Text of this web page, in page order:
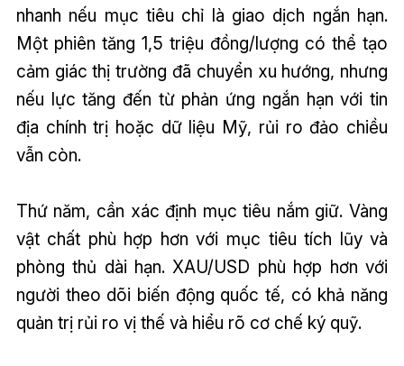
nhanh nếu mục tiêu chỉ là giao dịch ngắn hạn.
Một phiên tăng 1,5 triệu đồng/lượng có thể tạo
cảm giác thị trường đã chuyển xu hướng, nhưng
nếu lực tăng đến từ phản ứng ngắn hạn với tin
địa chính trị hoặc dữ liệu Mỹ, rủi ro đảo chiều
vẫn còn.
Thứ năm, cần xác định mục tiêu nắm giữ. Vàng
vật chất phù hợp hơn với mục tiêu tích lũy và
phòng thủ dài hạn. XAU/USD phù hợp hơn với
người theo dõi biến động quốc tế, có khả năng
quản trị rủi ro vị thế và hiểu rõ cơ chế ký quỹ.